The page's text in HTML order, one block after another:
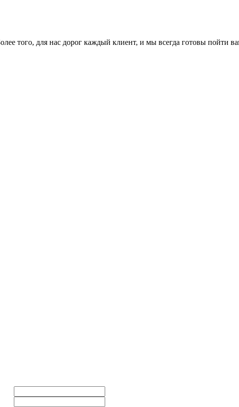
того, для нас дорог каждый клиент, и мы всегда готовы пойти